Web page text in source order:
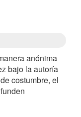
anónima
bajo la autoría
costumbre, el